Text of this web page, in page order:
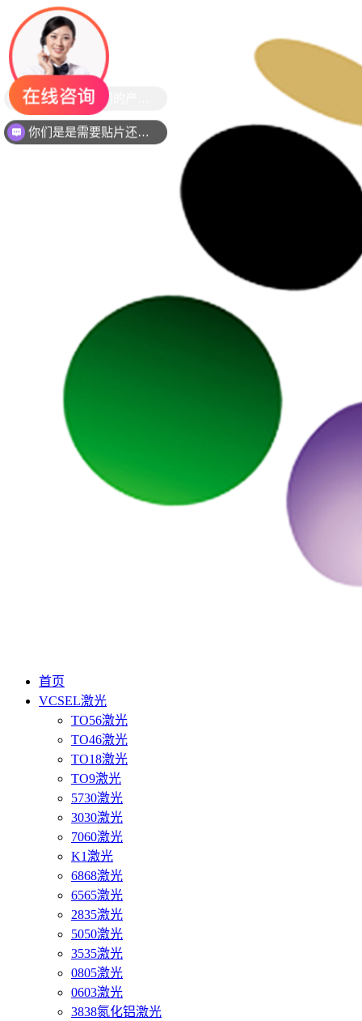
首页
VCSEL激光
TO56激光
TO46激光
TO18激光
TO9激光
5730激光
3030激光
7060激光
K1激光
6868激光
6565激光
2835激光
5050激光
3535激光
0805激光
0603激光
3838氮化铝激光